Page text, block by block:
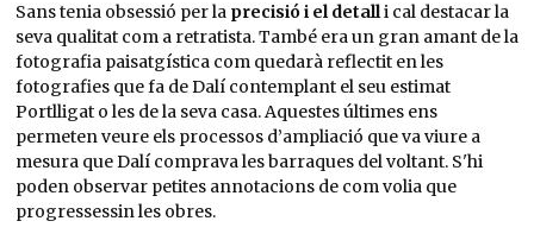
Sans tenia obsessió per la precisió i el detalli cal destacar la
seva qualitat com a retratista. També era un gran amant de la
fotografia paisatgística com quedarà reflectit en les
fotografies que fa de Dalí contemplant el seu estimat
Portlligat o les de la seva casa. Aquestes últimes ens
permeten veure els processos d’ampliació que va viure a
mesura que Dalí comprava les barraques del voltant. S'hi
poden observar petites annotacions de com volia que
progressessin les obres.